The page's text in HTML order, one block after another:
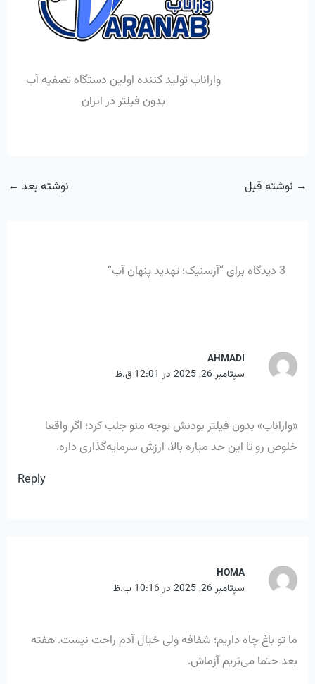
واراناب تولید کننده اولین دستگاه تصفیه آب
بدون فیلتر در ایران
→ نوشته قبل نوشته بعد ←
3 دیدگاه برای “آرسنیک؛ تهدید پنهان آب”
AHMADI
سپتامبر 26, 2025 در 12:01 ق.ظ
«واراناب» بدون فیلتر بودنش توجه منو جلب کرد؛ اگر واقعا
خلوص رو تا این حد میاره بالا، ارزش سرمایه‌گذاری داره.
Reply
HOMA
سپتامبر 26, 2025 در 10:16 ب.ظ
ما تو باغ چاه داریم؛ شفافه ولی خیال آدم راحت نیست. هفته
بعد حتما می‌بَریم آزماش.